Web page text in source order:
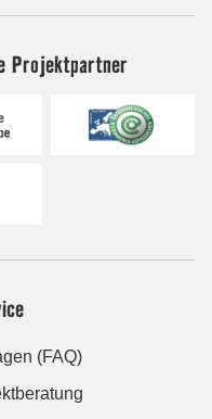
Projektpartner
(FAQ)